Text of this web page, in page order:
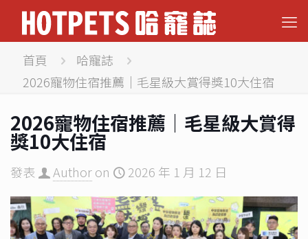
首頁
哈寵誌
2026寵物住宿推薦｜毛星級大賞得獎10大住宿
2026寵物住宿推薦｜毛星級大賞得
獎10大住宿
發表 Authoron 2026 年 1 月 12 日